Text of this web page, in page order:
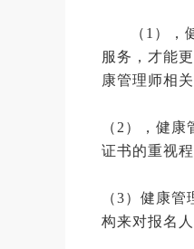
（1）
服务，才能
康管理师相
（2），健
证书的重视程
（3）健康
构来对报名